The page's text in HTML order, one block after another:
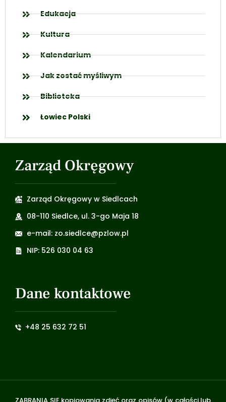
Edukacja
Kultura
Kalendarium
Jak zostać myśliwym
Biblioteka
Łowiec Polski
Zarząd Okręgowy
Zarząd Okręgowy w Siedlcach
08-110 Siedlce, ul. 3-go Maja 18
e-mail: zo.siedlce@pzlow.pl
NIP: 526 030 04 63
Dane kontaktowe
+48 25 632 72 51